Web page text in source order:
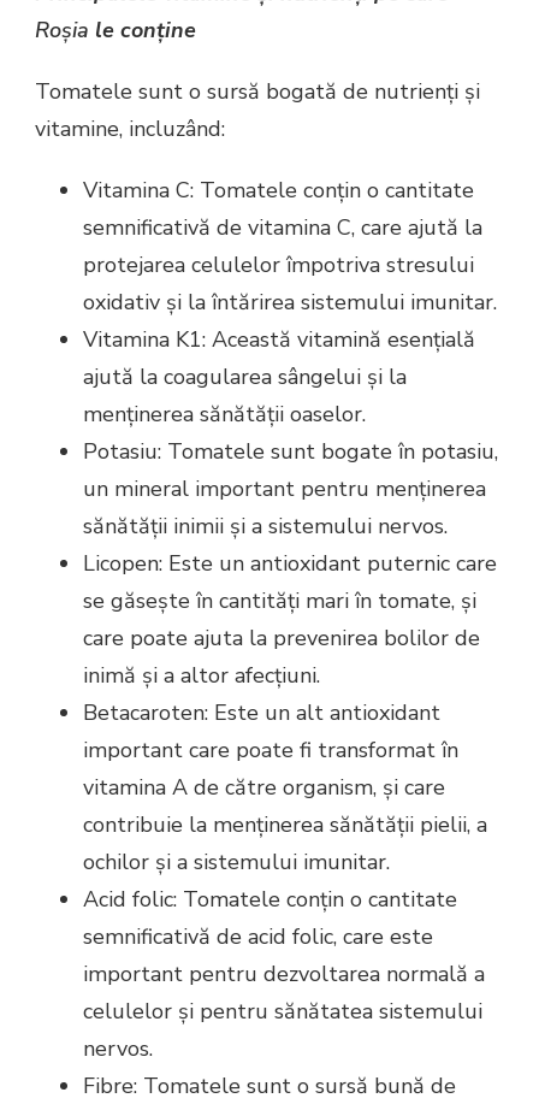
Roșia le conține
Tomatele sunt o sursă bogată de nutrienți și
vitamine, incluzând:
Vitamina C: Tomatele conțin o cantitate
semnificativă de vitamina C, care ajută la
protejarea celulelor împotriva stresului
oxidativ și la întărirea sistemului imunitar.
Vitamina K1: Această vitamină esențială
ajută la coagularea sângelui și la
menținerea sănătății oaselor.
Potasiu: Tomatele sunt bogate în potasiu,
un mineral important pentru menținerea
sănătății inimii și a sistemului nervos.
Licopen: Este un antioxidant puternic care
se găsește în cantități mari în tomate, și
care poate ajuta la prevenirea bolilor de
inimă și a altor afecțiuni.
Betacaroten: Este un alt antioxidant
important care poate fi transformat în
vitamina A de către organism, și care
contribuie la menținerea sănătății pielii, a
ochilor și a sistemului imunitar.
Acid folic: Tomatele conțin o cantitate
semnificativă de acid folic, care este
important pentru dezvoltarea normală a
celulelor și pentru sănătatea sistemului
nervos.
Fibre: Tomatele sunt o sursă bună de